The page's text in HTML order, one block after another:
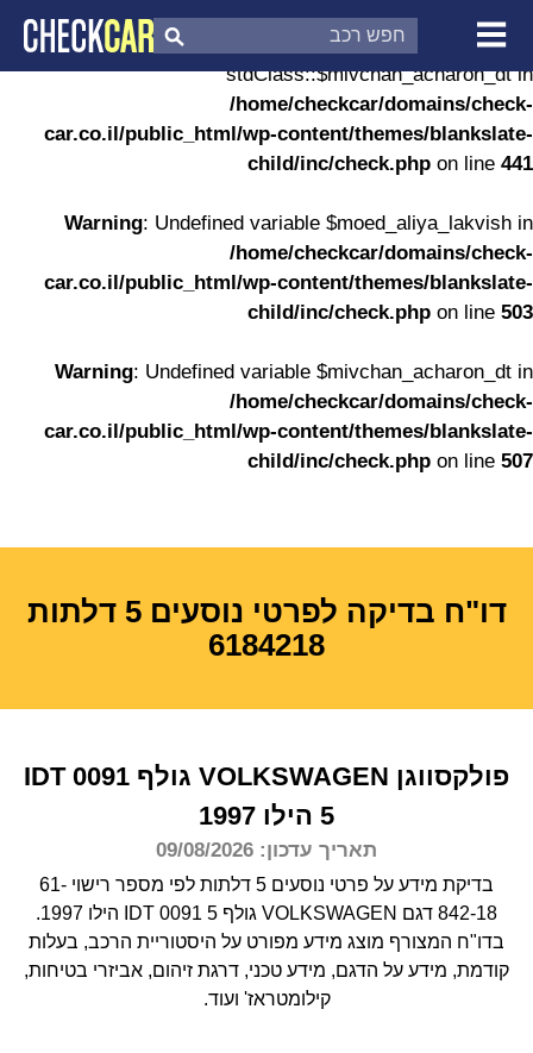
Warning: Undefined property:
stdClass::$mivchan_acharon_dt in
/home/checkcar/domains/check-
car.co.il/public_html/wp-content/themes/blankslate-
child/inc/check.php on line 441
Warning: Undefined variable $moed_aliya_lakvish in
/home/checkcar/domains/check-
car.co.il/public_html/wp-content/themes/blankslate-
child/inc/check.php on line 503
Warning: Undefined variable $mivchan_acharon_dt in
/home/checkcar/domains/check-
car.co.il/public_html/wp-content/themes/blankslate-
child/inc/check.php on line 507
צ'ק קאר
דוח בדיקת רכב
דו"ח בדיקה לפרטי נוסעים 5 דלתות
6184218
פולקסווגן VOLKSWAGEN
גולף IDT 0091
5 הילו
1997
תאריך עדכון: 09/08/2026
בדיקת מידע על פרטי נוסעים 5 דלתות לפי מספר רישוי 61-
842-18 דגם VOLKSWAGEN גולף IDT 0091 5 הילו 1997.
בדו"ח המצורף מוצג מידע מפורט על היסטוריית הרכב, בעלות
קודמת, מידע על הדגם, מידע טכני, דרגת זיהום, אביזרי בטיחות,
קילומטראז' ועוד.